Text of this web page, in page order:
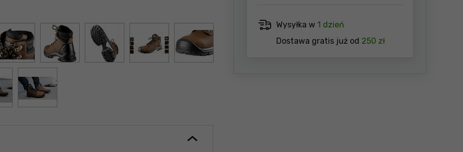
Wysyłka w 1 dzień
Dostawa gratis już od 250 zł